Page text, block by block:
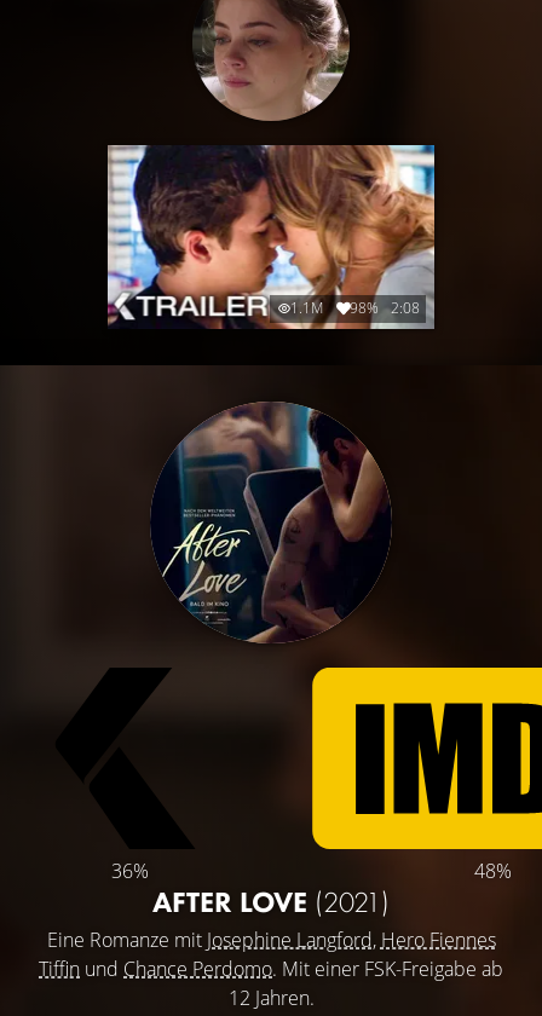
1.1M 98% 2:08
36% 48%
AFTER LOVE (2021)
Eine Romanze mit Josephine Langford, Hero Fiennes
Tiffin und Chance Perdomo. Mit einer FSK-Freigabe ab
12 Jahren.